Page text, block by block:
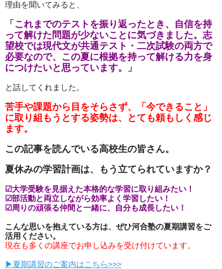
理由を聞いてみると、
「これまでのテストを振り返ったとき、自信を持
って解けた問題が少ないことに気づきました。志
望校では現代文が共通テスト・二次試験の両方で
必要なので、この夏に根拠を持って解ける力を身
につけたいと思っています。」
と話してくれました。
苦手や課題から目をそらさず、「今できること」
に取り組もうとする姿勢は、とても頼もしく感じ
ます。
この記事を読んでいる高校生の皆さん。
夏休みの学習計画は、もう立てられていますか？
☑大学受験を見据えた本格的な学習に取り組みたい！
☑部活動と両立しながら効率よく学習したい！
☑周りの頑張る仲間と一緒に、自分も成長したい！
こんな思いを抱えている方は、ぜひ河合塾の夏期講習をご
活用ください。
現在も多くの講座でお申し込みを受け付けています。
▶夏期講習のご案内はこちら>>>